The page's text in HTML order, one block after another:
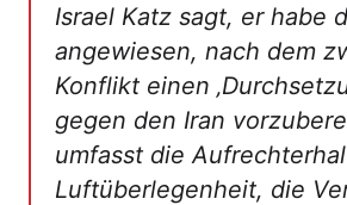
Israel Katz sagt, er habe
angewiesen, nach dem
Konflikt einen
gegen den Iran
umfasst die
Luftüberlegenheit, die